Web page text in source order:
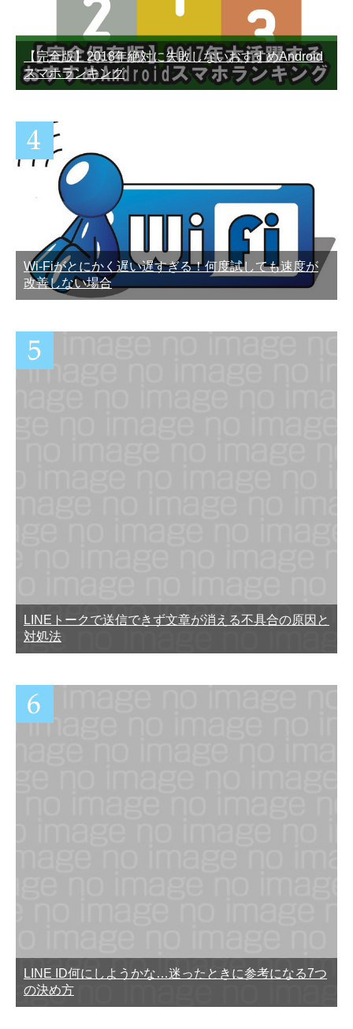
LINE既読をつけずに「ちら
み」できるAndroid専用ア
プリ
ジまとめ！これ見たら即ブ
ロック
【完全版】2018年絶対に失敗しないおすすめAndroid
スマホランキング
Wi-Fiがとにかく遅い遅すぎる！何度試しても速度が
改善しない場合
LINEトークで送信できず文章が消える不具合の原因と
対処法
LINE ID何にしようかな…迷ったときに参考になる7つ
の決め方